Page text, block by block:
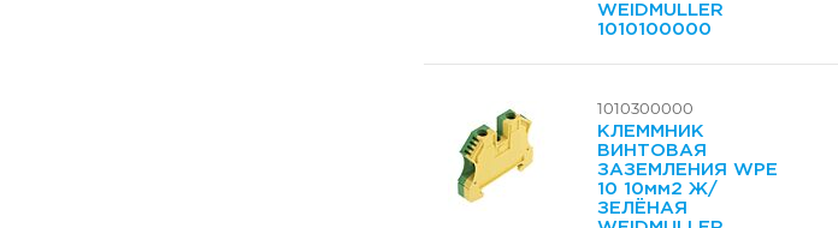
WEIDMULLER
1010100000
1010300000
КЛЕММНИК
ВИНТОВАЯ
ЗАЗЕМЛЕНИЯ WPE
10 10мм2 Ж/
ЗЕЛЁНАЯ